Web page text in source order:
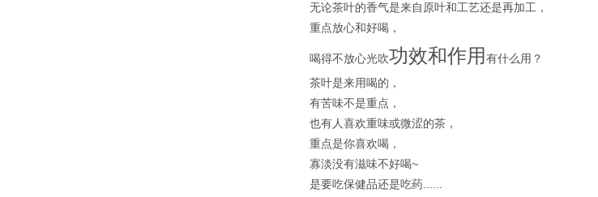
无论茶叶的香气是来自原叶和工艺还是再加工，
重点放心和好喝，
喝得不放心光吹功效和作用 有什么用？
茶叶是来用喝的，
有苦味不是重点，
也有人喜欢重味或微涩的茶，
重点是你喜欢喝，
寡淡没有滋味不好喝~
是要吃保健品还是吃药......